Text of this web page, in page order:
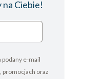
na Ciebie!
podany e-mail
promocjach oraz